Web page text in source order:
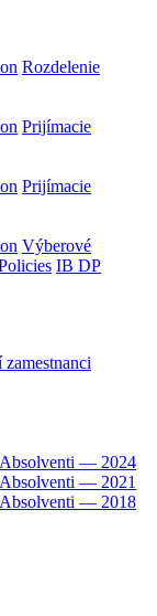
Rozdelenie
Prijímacie
Prijímacie
Výberové
IB DP
Absolventi — 2024
Absolventi — 2021
Absolventi — 2018